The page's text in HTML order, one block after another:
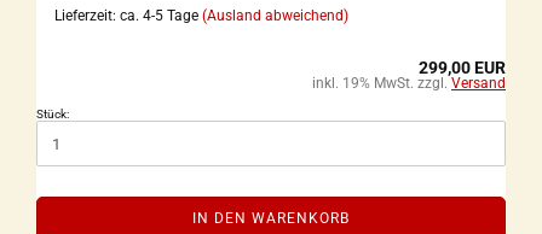
Lieferzeit: ca. 4-5 Tage (Ausland abweichend)
299,00 EUR
inkl. 19% MwSt. zzgl. Versand
Stück:
IN DEN WARENKORB